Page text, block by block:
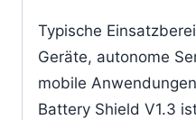
Typische
Geräte, autonome
mobile
Battery Shield V1.3